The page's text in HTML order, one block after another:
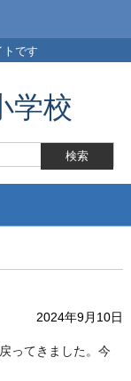
トです
学校
2024年9月10日
ってきました。今